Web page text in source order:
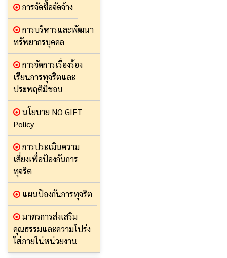
การจัดซื้อจัดจ้าง
การบริหารและพัฒนา
ทรัพยากรบุคคล
การจัดการเรื่องร้อง
เรียนการทุจริตและ
ประพฤติมิชอบ
นโยบาย NO GIFT
Policy
การประเมินความ
เสี่ยงเพื่อป้องกันการ
ทุจริต
แผนป้องกันการทุจริต
มาตรการส่งเสริม
คุณธรรมและความโปร่ง
ใส่ภายใน่หน่วยงาน